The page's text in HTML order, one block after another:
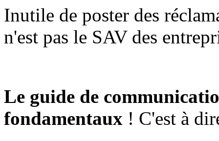
Inutile de poster des
n'est pas le SAV des
Le guide de
fondamentaux ! C'est à